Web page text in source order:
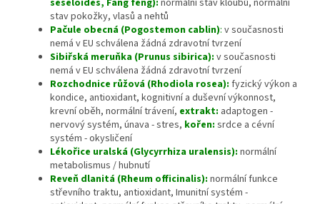
seseloides, Fang feng): normální stav kloubů, normální
stav pokožky, vlasů a nehtů
Pačule obecná (Pogostemon cablin): v současnosti
nemá v EU schválena žádná zdravotní tvrzení
Sibiřská meruňka (Prunus sibirica): v současnosti
nemá v EU schválena žádná zdravotní tvrzení
Rozchodnice růžová (Rhodiola rosea): fyzický výkon a
kondice, antioxidant, kognitivní a duševní výkonnost,
krevní oběh, normální trávení, extrakt: adaptogen -
nervový systém, únava - stres, kořen: srdce a cévní
systém - okysličení
Lékořice uralská (Glycyrrhiza uralensis): normální
metabolismus / hubnutí
Reveň dlanitá (Rheum officinalis): normální funkce
střevního traktu, antioxidant, Imunitní systém -